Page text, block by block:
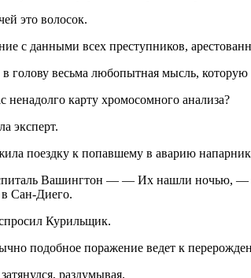
это волосок.
с данными всех преступников,
голову весьма любопытная мысль, которую
ненадолго карту хромосомного анализа?
эксперт.
поездку к попавшему в аварию
Вашингтон — — Их нашли ночью, —
Сан-Диего.
Курильщик.
подобное поражение ведет к
раздумывая.